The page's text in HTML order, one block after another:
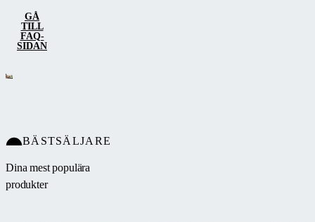
GÅ
TILL
FAQ-
SIDAN
BÄSTSÄLJARE
Dina mest populära
produkter